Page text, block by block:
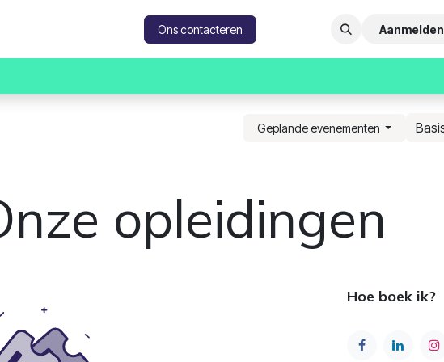
Ons contacteren Aanmelden
Geplande evenementen
opleidingen
Hoe boek ik?